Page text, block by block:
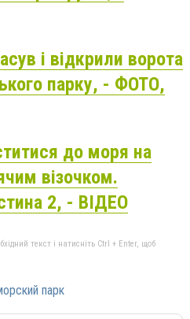
і відкрили ворота
парку, - ФОТО,
до моря на
візочком.
2, - ВІДЕО
текст і натисніть Ctrl + Enter, щоб
парк